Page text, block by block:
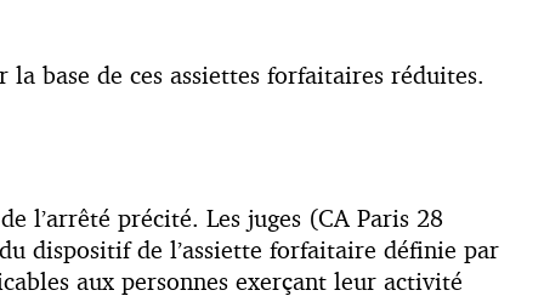
base de ces assiettes forfaitaires réduites.
l’arrêté précité. Les juges (CA Paris 28
dispositif de l’assiette forfaitaire définie par
aux personnes exerçant leur activité